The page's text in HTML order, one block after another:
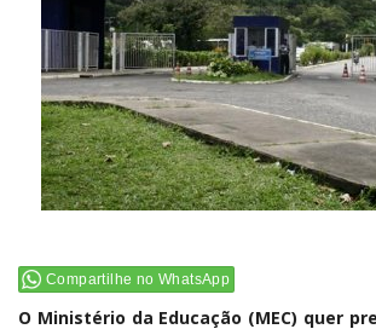
Compartilhe no WhatsApp
O Ministério da Educação (MEC) quer